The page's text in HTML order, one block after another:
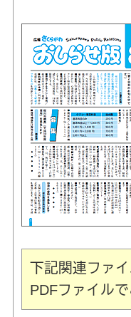
下記関連ファ
PDFファイル